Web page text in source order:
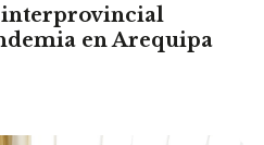
interprovincial
en Arequipa